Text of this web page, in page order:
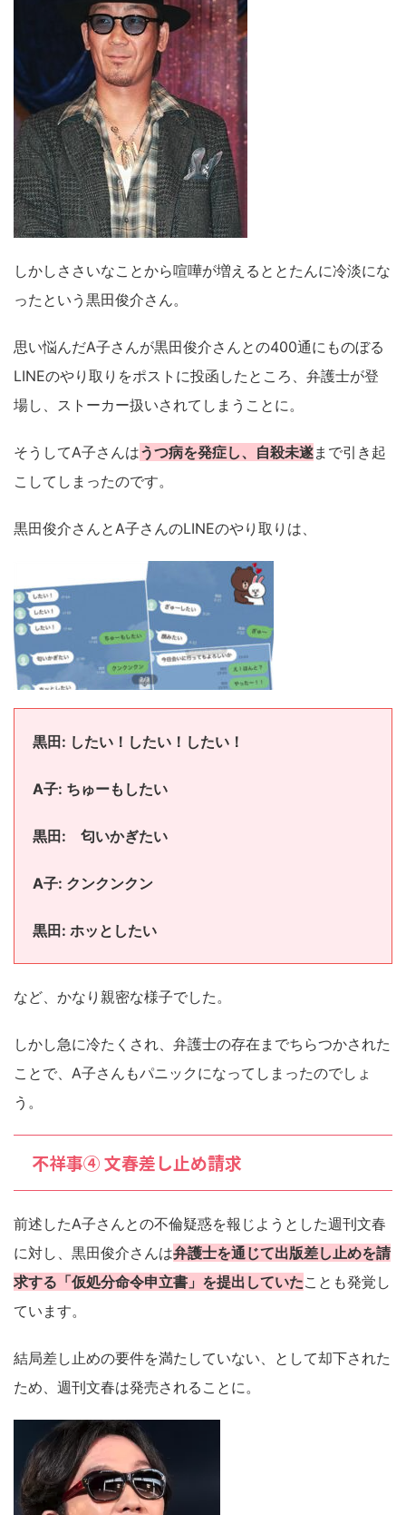
しかしささいなことから喧嘩が増えるととたんに冷淡にな
ったという黒田俊介さん。
思い悩んだA子さんが黒田俊介さんとの400通にものぼる
LINEのやり取りをポストに投函したところ、弁護士が登
場し、ストーカー扱いされてしまうことに。
そうしてA子さんはうつ病を発症し、自殺未遂まで引き起
こしてしまったのです。
黒田俊介さんとA子さんのLINEのやり取りは、
黒田: したい！したい！したい！
A子: ちゅーもしたい
黒田: 匂いかぎたい
A子: クンクンクン
黒田: ホッとしたい
など、かなり親密な様子でした。
しかし急に冷たくされ、弁護士の存在までちらつかされた
ことで、A子さんもパニックになってしまったのでしょ
う。
不祥事④ 文春差し止め請求
前述したA子さんとの不倫疑惑を報じようとした週刊文春
に対し、黒田俊介さんは弁護士を通じて出版差し止めを請
求する「仮処分命令申立書」を提出していたことも発覚し
ています。
結局差し止めの要件を満たしていない、として却下された
ため、週刊文春は発売されることに。